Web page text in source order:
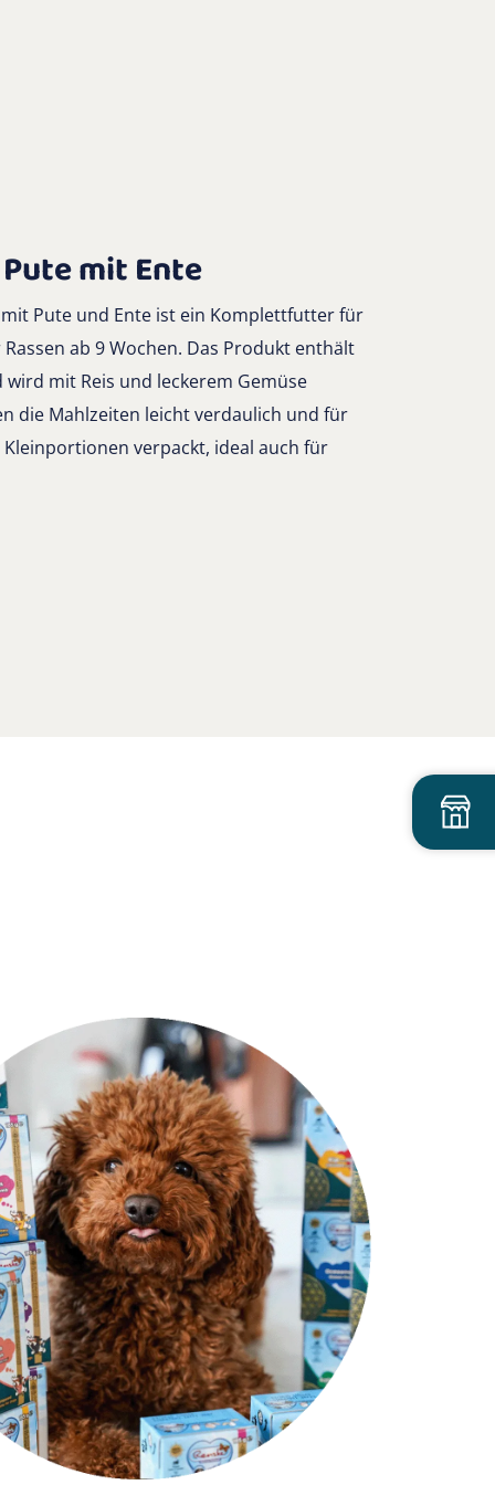
mit Ente
Pute und Ente ist ein Komplettfutter für
ab 9 Wochen. Das Produkt enthält
mit Reis und leckerem Gemüse
die Mahlzeiten leicht verdaulich und für
verpackt, ideal auch für